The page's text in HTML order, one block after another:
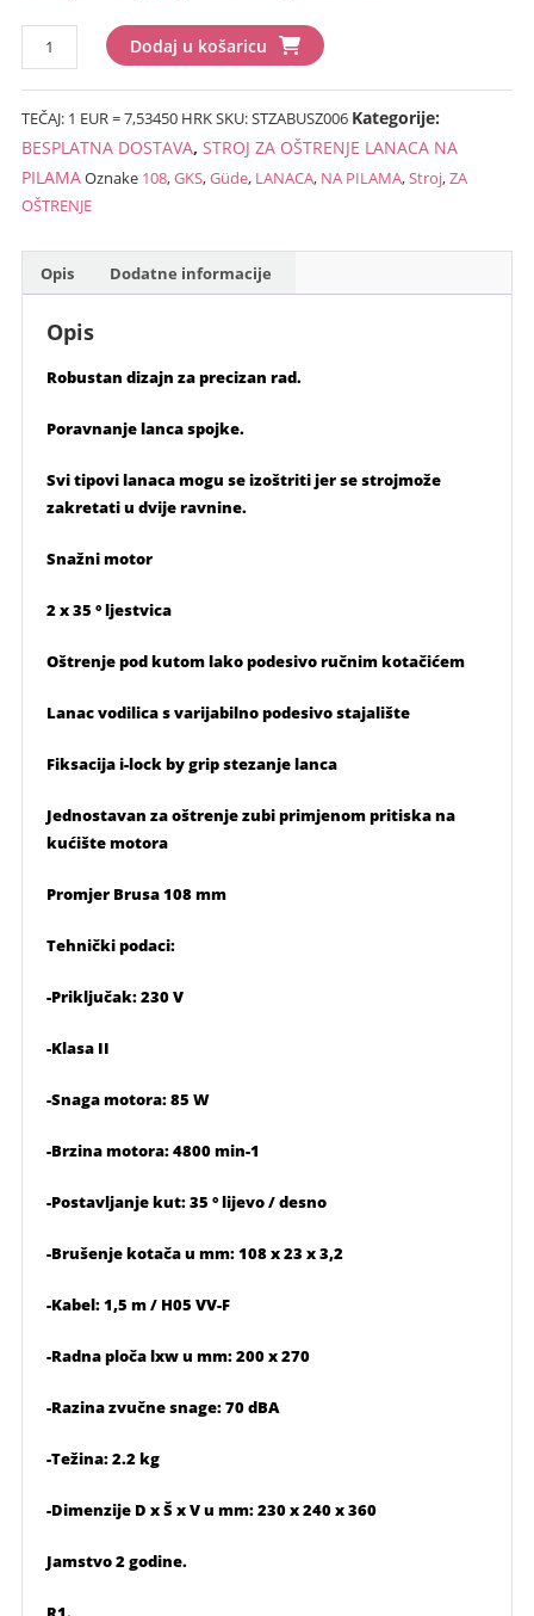
STROJ
ZA
OŠTRENJE
LANACA
NA
PILAMA”
GÜDE-
…
BESPLATNA
količina
Dodaj u košaricu
TEČAJ: 1 EUR = 7,53450 HRKSKU:STZABUSZ006 Kategorije:
BESPLATNA DOSTAVA, STROJ ZA OŠTRENJE LANACA NA
PILAMAOznake 108,GKS,Güde, LANACA, NA PILAMA,Stroj,ZA
OŠTRENJE
Opis Dodatne informacije
Opis
Robustan dizajn za precizan rad.
Poravnanje lanca spojke.
Svi tipovi lanaca mogu se izoštriti jer se strojmože
zakretati u dvije ravnine.
Snažni motor
2 x 35 ° ljestvica
Oštrenje pod kutom lako podesivo ručnim kotačićem
Lanac vodilica s varijabilno podesivo stajalište
Fiksacija i-lock by grip stezanje lanca
Jednostavan za oštrenje zubi primjenom pritiska na
kućište motora
Promjer Brusa 108 mm
Tehnički podaci:
-Priključak: 230 V
-Klasa II
-Snaga motora: 85 W
-Brzina motora: 4800 min-1
-Postavljanje kut: 35 ° lijevo / desno
-Brušenje kotača u mm: 108 x 23 x 3,2
-Kabel: 1,5 m / H05 VV-F
-Radna ploča lxw u mm: 200 x 270
-Razina zvučne snage: 70 dBA
-Težina: 2.2 kg
-Dimenzije D x Š x V u mm: 230 x 240 x 360
Jamstvo 2 godine.